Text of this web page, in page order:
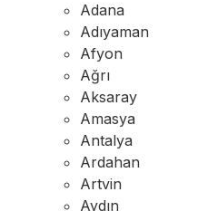
Adana
Adıyaman
Afyon
Ağrı
Aksaray
Amasya
Antalya
Ardahan
Artvin
Aydın